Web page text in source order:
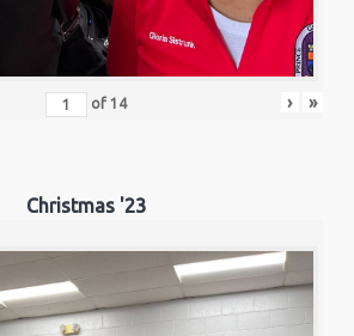
of 14 › »
Christmas '23